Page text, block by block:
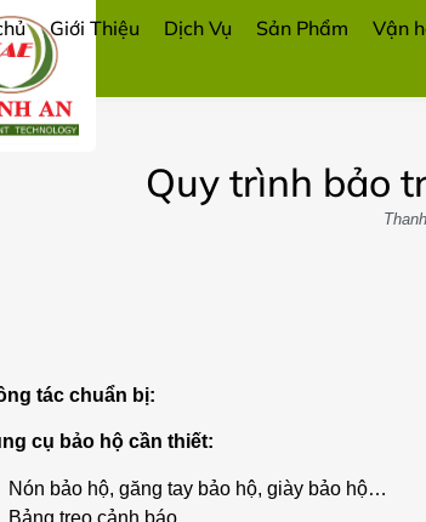
Giới Thiệu Dịch Vụ Sản Phẩm Vận
Quy trình bảo
tác chuẩn bị:
cụ bảo hộ cần thiết:
Nón bảo hộ, găng tay bảo hộ, giày bảo hộ…
Bảng treo cảnh báo